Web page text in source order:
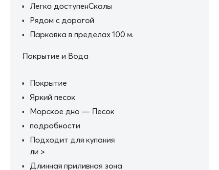
Легко доступенСкалы
Рядом с дорогой
Парковка в пределах 100 м.
Покрытие и Вода
Покрытие
Яркий песок
Морское дно — Песок
подробности
Подходит для купания
ли >
Длинная приливная зона